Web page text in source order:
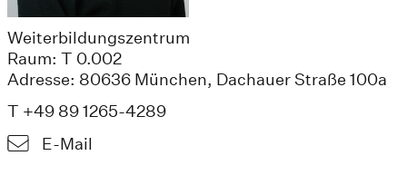
Weiterbildungszentrum
Raum: T 0.002
Adresse: 80636 München, Dachauer Straße 100a
T +49 89 1265-4289
E-Mail